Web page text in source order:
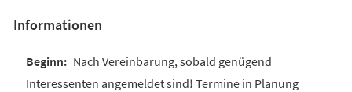
Informationen
Nach Vereinbarung, sobald genügend
Interessenten angemeldet sind! Termine in Planung